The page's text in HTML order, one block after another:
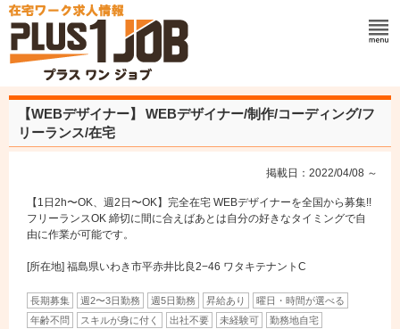
【WEBデザイナー】
WEBデザイナー/制作/コーディング/フ
リーランス/在宅
掲載日：2022/04/08 ～
【1日2h〜OK、週2日〜OK】完全在宅 WEBデザイナーを全国から募集!!
フリーランスOK 締切に間に合えばあとは自分の好きなタイミングで自
由に作業が可能です。
[所在地] 福島県いわき市平赤井比良2−46 ワタキテナントC
長期募集 週2〜3日勤務 週5日勤務 昇給あり
曜日・時間が選べる
年齢不問
スキルが身に付く 出社不要 未経験可 勤務地自宅